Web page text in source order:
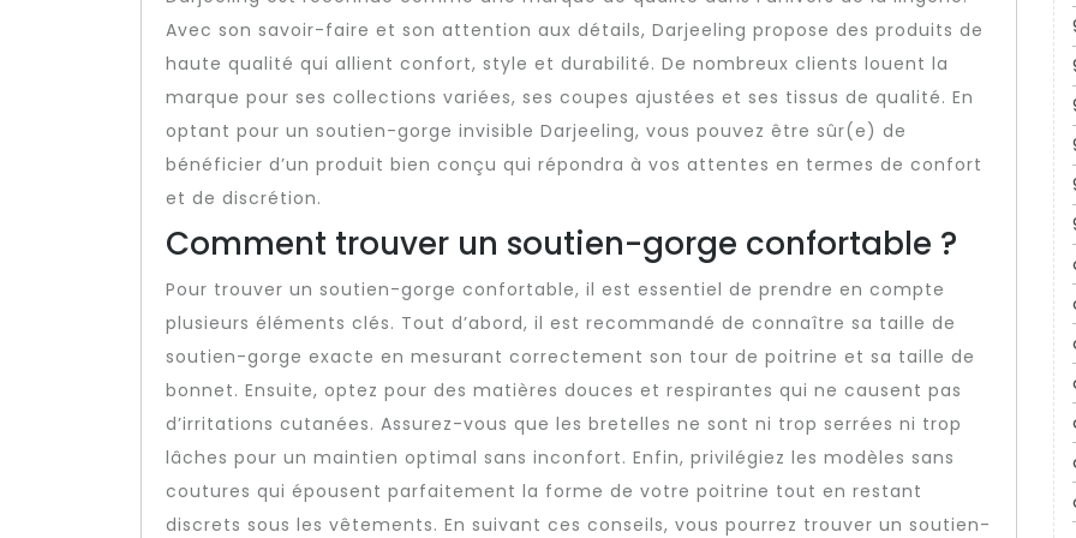
Avec son savoir-faire et son attention aux détails, Darjeeling propose des produits de
haute qualité qui allient confort, style et durabilité. De nombreux clients louent la
marque pour ses collections variées, ses coupes ajustées et ses tissus de qualité. En
optant pour un soutien-gorge invisible Darjeeling, vous pouvez être sûr(e) de
bénéficier d’un produit bien conçu qui répondra à vos attentes en termes de confort
et de discrétion.
Comment trouver un soutien-gorge confortable ?
Pour trouver un soutien-gorge confortable, il est essentiel de prendre en compte
plusieurs éléments clés. Tout d’abord, il est recommandé de connaître sa taille de
soutien-gorge exacte en mesurant correctement son tour de poitrine et sa taille de
bonnet. Ensuite, optez pour des matières douces et respirantes qui ne causent pas
d’irritations cutanées. Assurez-vous que les bretelles ne sont ni trop serrées ni trop
lâches pour un maintien optimal sans inconfort. Enfin, privilégiez les modèles sans
coutures qui épousent parfaitement la forme de votre poitrine tout en restant
discrets sous les vêtements. En suivant ces conseils, vous pourrez trouver un soutien-